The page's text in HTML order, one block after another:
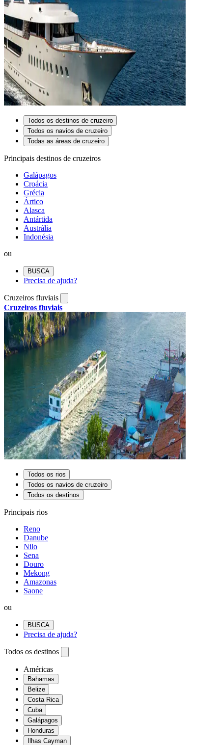
Todos os destinos de cruzeiro
Todos os navios de cruzeiro
Todas as áreas de cruzeiro
Principais destinos de cruzeiros
Galápagos
Croácia
Grécia
Ártico
Alasca
Antártida
Austrália
Indonésia
ou
BUSCA
Precisa de ajuda?
Cruzeiros fluviais
Cruzeiros fluviais
Todos os rios
Todos os navios de cruzeiro
Todos os destinos
Principais rios
Reno
Danube
Nilo
Sena
Douro
Mekong
Amazonas
Saone
ou
BUSCA
Precisa de ajuda?
Todos os destinos
Américas
Bahamas
Belize
Costa Rica
Cuba
Galápagos
Honduras
Ilhas Cayman